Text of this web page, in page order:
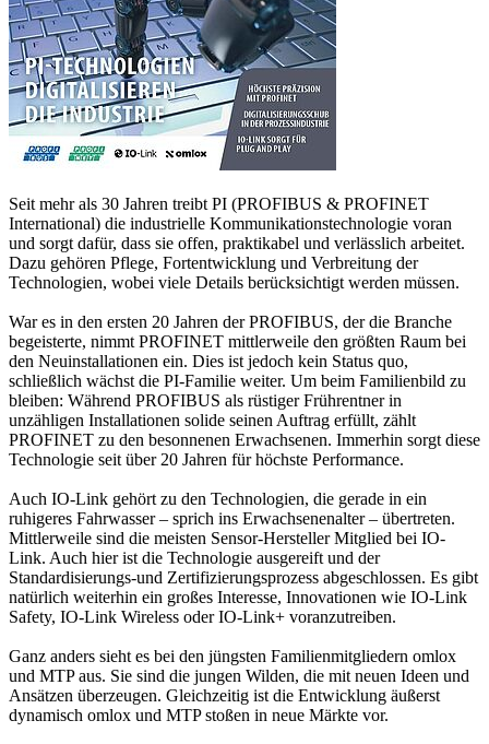
Seit mehr als 30 Jahren treibt PI (PROFIBUS & PROFINET
International) die industrielle Kommunikationstechnologie voran
und sorgt dafür, dass sie offen, praktikabel und verlässlich arbeitet.
Dazu gehören Pflege, Fortentwicklung und Verbreitung der
Technologien, wobei viele Details berücksichtigt werden müssen.
War es in den ersten 20 Jahren der PROFIBUS, der die Branche
begeisterte, nimmt PROFINET mittlerweile den größten Raum bei
den Neuinstallationen ein. Dies ist jedoch kein Status quo,
schließlich wächst die PI-Familie weiter. Um beim Familienbild zu
bleiben: Während PROFIBUS als rüstiger Frührentner in
unzähligen Installationen solide seinen Auftrag erfüllt, zählt
PROFINET zu den besonnenen Erwachsenen. Immerhin sorgt diese
Technologie seit über 20 Jahren für höchste Performance.
Auch IO-Link gehört zu den Technologien, die gerade in ein
ruhigeres Fahrwasser – sprich ins Erwachsenenalter – übertreten.
Mittlerweile sind die meisten Sensor-Hersteller Mitglied bei IO-
Link. Auch hier ist die Technologie ausgereift und der
Standardisierungs-und Zertifizierungsprozess abgeschlossen. Es gibt
natürlich weiterhin ein großes Interesse, Innovationen wie IO-Link
Safety, IO-Link Wireless oder IO-Link+ voranzutreiben.
Ganz anders sieht es bei den jüngsten Familienmitgliedern omlox
und MTP aus. Sie sind die jungen Wilden, die mit neuen Ideen und
Ansätzen überzeugen. Gleichzeitig ist die Entwicklung äußerst
dynamisch omlox und MTP stoßen in neue Märkte vor.